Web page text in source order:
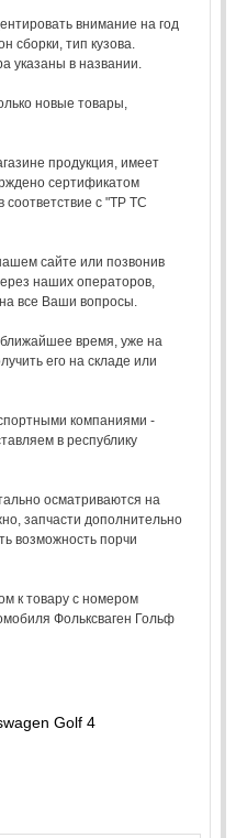
внимание на год
сборки, тип кузова.
указаны в названии.
новые товары,
продукция, имеет
сертификатом
соответствие с "ТР ТС
сайте или позвонив
наших операторов,
все Ваши вопросы.
время, уже на
его на складе или
компаниями -
в республику
осматриваются на
запчасти дополнительно
возможность порчи
к товару с номером
Фольксваген Гольф
Golf 4